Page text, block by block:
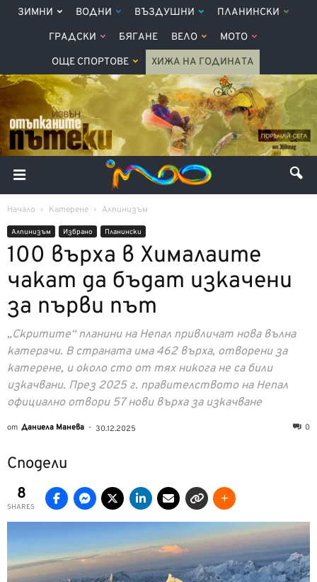
ЗИМНИ ВОДНИ ВЪЗДУШНИ ПЛАНИНСКИ
ГРАДСКИ БЯГАНЕ ВЕЛО МОТО
ОЩЕ СПОРТОВЕ ХИЖА НА ГОДИНАТА
Начало Катерене Алпинизъм
Алпинизъм Избрано Планински
100 върха в Хималаите
чакат да бъдат изкачени
за първи път
„Скритите“ планини на Непал привличат нова вълна
катерачи. В страната има 462 върха, отворени за
катерене, и около сто от тях никога не са били
изкачвани. През 2025 г. правителството на Непал
официално отвори 57 нови върха за изкачване
от Даниела Манева - 30.12.2025 0
Сподели
8
SHARES